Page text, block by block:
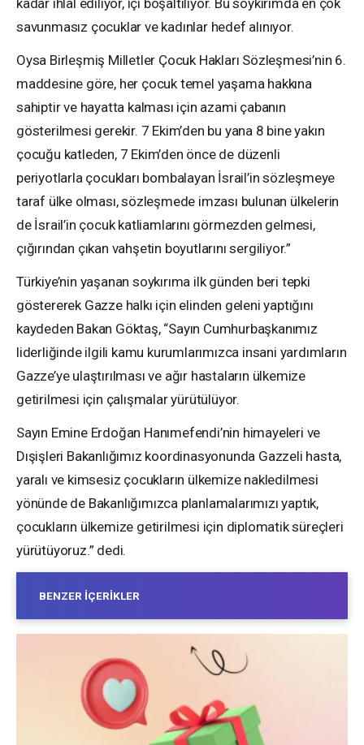
kadar ihlal ediliyor, içi boşaltılıyor. Bu soykırımda en çok
savunmasız çocuklar ve kadınlar hedef alınıyor.
Oysa Birleşmiş Milletler Çocuk Hakları Sözleşmesi’nin 6.
maddesine göre, her çocuk temel yaşama hakkına
sahiptir ve hayatta kalması için azami çabanın
gösterilmesi gerekir. 7 Ekim’den bu yana 8 bine yakın
çocuğu katleden, 7 Ekim’den önce de düzenli
periyotlarla çocukları bombalayan İsrail’in sözleşmeye
taraf ülke olması, sözleşmede imzası bulunan ülkelerin
de İsrail’in çocuk katliamlarını görmezden gelmesi,
çığırından çıkan vahşetin boyutlarını sergiliyor.”
Türkiye’nin yaşanan soykırıma ilk günden beri tepki
göstererek Gazze halkı için elinden geleni yaptığını
kaydeden Bakan Göktaş, “Sayın Cumhurbaşkanımız
liderliğinde ilgili kamu kurumlarımızca insani yardımların
Gazze’ye ulaştırılması ve ağır hastaların ülkemize
getirilmesi için çalışmalar yürütülüyor.
Sayın Emine Erdoğan Hanımefendi’nin himayeleri ve
Dışişleri Bakanlığımız koordinasyonunda Gazzeli hasta,
yaralı ve kimsesiz çocukların ülkemize nakledilmesi
yönünde de Bakanlığımızca planlamalarımızı yaptık,
çocukların ülkemize getirilmesi için diplomatik süreçleri
yürütüyoruz.” dedi.
BENZER İÇERIKLER